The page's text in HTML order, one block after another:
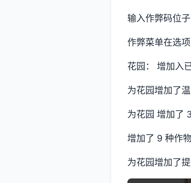
输入作弊码位
作弊菜单在选项
花园： 增加入
为花园增加了
为花园 增加了
增加了 9 种作
为花园增加了